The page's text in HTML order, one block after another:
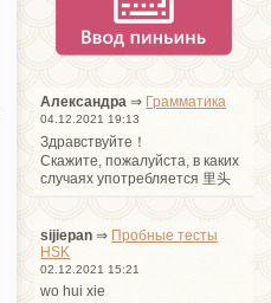
Александра ⇒ Грамматика
04.12.2021 19:13
Здравствуйте！
Cкажите, пожалуйста, в каких
случаях употребляется 里头
sijiepan ⇒ Пробные тесты
HSK
02.12.2021 15:21
wo hui xie